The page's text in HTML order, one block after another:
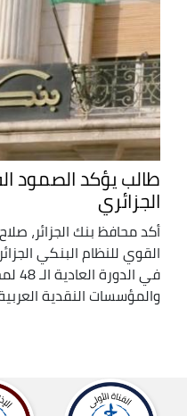
طالب يؤكد الصمود
الجزائري
أكد محافظ بنك الجزائر، صلاح
القوي للنظام البنكي
في
والمؤسسات النقدية العربية،